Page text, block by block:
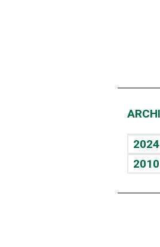
2024
2010